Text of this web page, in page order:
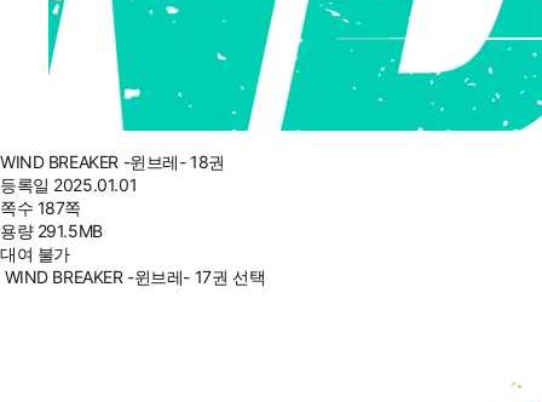
WIND BREAKER -윈브레- 18권
등록일 2025.01.01
쪽수 187쪽
용량 291.5MB
대여 불가
WIND BREAKER -윈브레- 17권 선택